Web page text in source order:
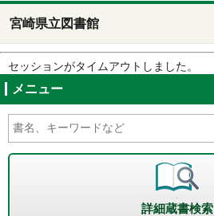
宮崎県立図書館
セッションがタイムアウトしました。
メニュー
詳細蔵書検索